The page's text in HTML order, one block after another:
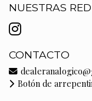
NUESTRAS
CONTACTO
Botón de